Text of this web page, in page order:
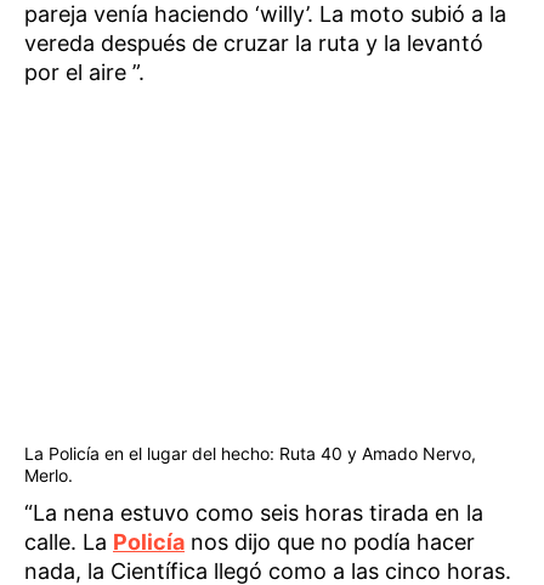
pareja venía haciendo ‘willy’. La moto subió a la
vereda después de cruzar la ruta y la levantó
por el aire ”.
La Policía en el lugar del hecho: Ruta 40 y Amado Nervo,
Merlo.
“La nena estuvo como seis horas tirada en la
calle. La Policía nos dijo que no podía hacer
nada, la Científica llegó como a las cinco horas.